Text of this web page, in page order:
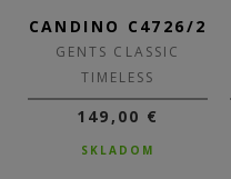
CANDINO C4726/2
GENTS CLASSIC
TIMELESS
149,00 €
SKLADOM